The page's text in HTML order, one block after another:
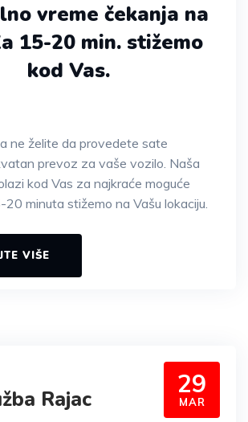
vreme čekanja na
15-20 min. stižemo
kod Vas.
ne želite da provedete sate
prevoz za vaše vozilo. Naša
kod Vas za najkraće moguće
minuta stižemo na Vašu lokaciju.
VIŠE
29
MAR
Rajac